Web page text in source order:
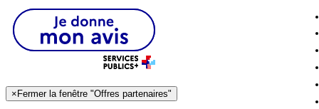
× Fermer la fenêtre "Offres partenaires"